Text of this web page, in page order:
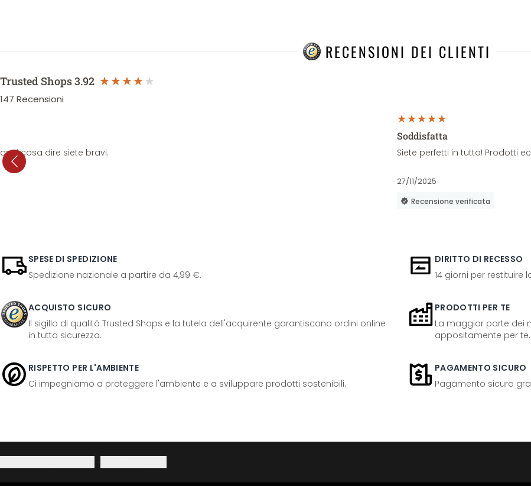
RECENSIONI DEI CLIENTI
Trusted Shops3.92
147 Recensioni
cosa dire siete bravi.
Soddisfatta
Siete perfetti in tutto! Prodotti
27/11/2025
Recensione verificata
SPESE DI SPEDIZIONE
Spedizione nazionale a partire da 4,99 €.
DIRITTO DI RECESSO
14 giorni per restituire
ACQUISTO SICURO
Il sigillo di qualità Trusted Shops e la tutela dell'acquirente garantiscono ordini online
in tutta sicurezza.
PRODOTTI PER TE
La maggior parte dei
appositamente per te.
RISPETTO PER L'AMBIENTE
Ci impegniamo a proteggere l'ambiente e a sviluppare prodotti sostenibili.
PAGAMENTO SICURO
Pagamento sicuro
·